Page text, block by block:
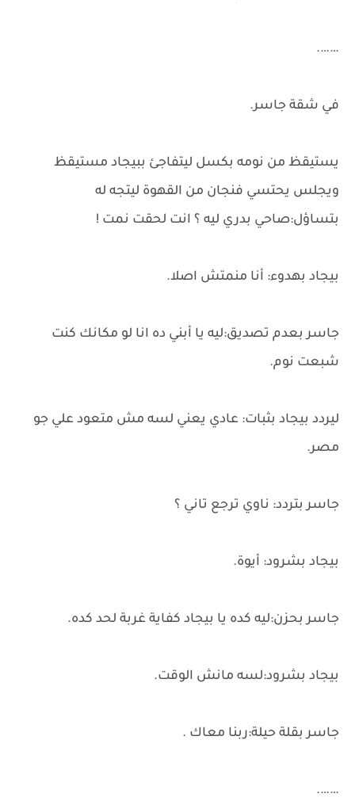
…….
في شقة جاسر.
يستيقظ من نومه بكسل ليتفاجئ ببيجاد مستيقظ
ويجلس يحتسي فنجان من القهوة ليتجه له
بتساؤل:صاحي بدري ليه ؟ انت لحقت نمت !
بيجاد بهدوء: أنا منمتش اصلا.
جاسر بعدم تصديق:ليه يا أبني ده انا لو مكانك كنت
شبعت نوم.
ليردد بيجاد بثبات: عادي يعني لسه مش متعود علي جو
مصر.
جاسر بتردد: ناوي ترجع تاني ؟
بيجاد بشرود: أيوة.
جاسر بحزن:ليه كده يا بيجاد كفاية غربة لحد كده.
بيجاد بشرود:لسه مانش الوقت.
جاسر بقلة حيلة:ربنا معاك .
…….